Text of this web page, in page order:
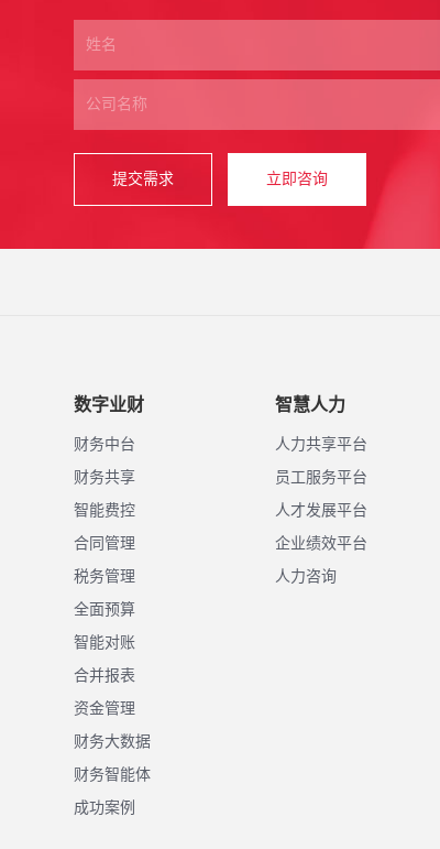
提交需求 立即咨询
数字业财
财务中台
财务共享
智能费控
合同管理
税务管理
全面预算
智能对账
合并报表
资金管理
财务大数据
财务智能体
成功案例
智慧人力
人力共享平台
员工服务平台
人才发展平台
企业绩效平台
人力咨询